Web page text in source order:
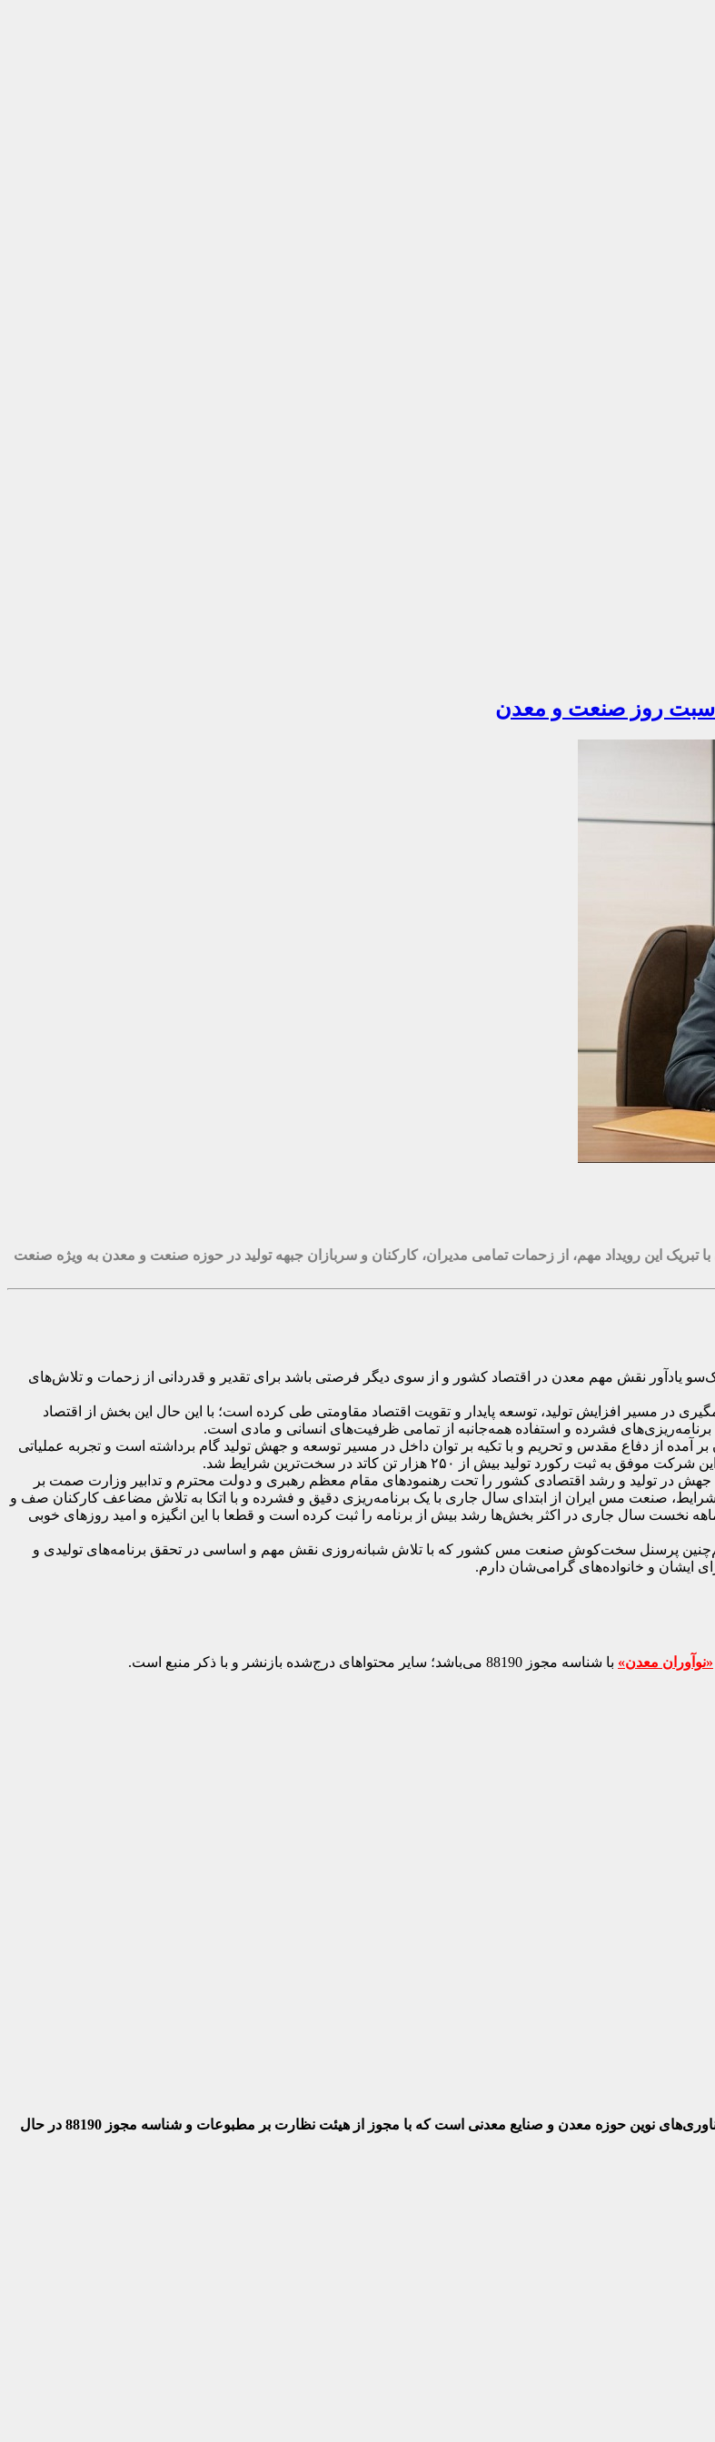
روز صنعت و معدن
این رویداد مهم، از زحمات تمامی مدیران، کارکنان و سربازان جبهه تولید در حوزه صنعت و معدن به‌ ویژه صنعت
یادآور نقش مهم معدن در اقتصاد کشور و از سوی دیگر فرصتی باشد برای تقدیر و قدردانی از زحمات و تلاش‌های
در مسیر افزایش تولید، توسعه پایدار و تقویت اقتصاد مقاومتی طی کرده است؛ با این حال این بخش از اقتصاد
فشرده و استفاده همه‌جانبه از تمامی ظرفیت‌های انسانی و مادی است.
آمده از دفاع مقدس و تحریم و با تکیه بر توان داخل در مسیر توسعه و جهش تولید گام برداشته است و تجربه عملیاتی
بیش از ۲۵۰ هزار تن کاتد در سخت‌ترین شرایط شد
.
در تولید و رشد اقتصادی کشور را تحت رهنمودهای مقام معظم رهبری و دولت محترم و تدابیر وزارت صمت بر
صنعت مس ایران از ابتدای سال جاری با یک برنامه‌ریزی دقیق و فشرده و با اتکا به تلاش مضاعف کارکنان صف و
نخست سال جاری در اکثر بخش‌ها رشد بیش از برنامه را ثبت کرده است و قطعا با این انگیزه و امید روزهای خوبی
پرسنل سخت‌کوش صنعت مس کشور که با تلاش شبانه‌روزی نقش مهم و اساسی در تحقق برنامه‌های تولیدی و
ایشان و خانواده‌های گرامی‌شان دارم.
«نوآوران معدن» با شناسه مجوز 88190 می‌باشد؛ سایر محتواهای درج‌شده بازنشر و با ذکر منبع است.
نوین حوزه معدن و صنایع معدنی‌ است که با مجوز از هیئت نظارت بر مطبوعات
و شناسه مجوز 88190 در حال